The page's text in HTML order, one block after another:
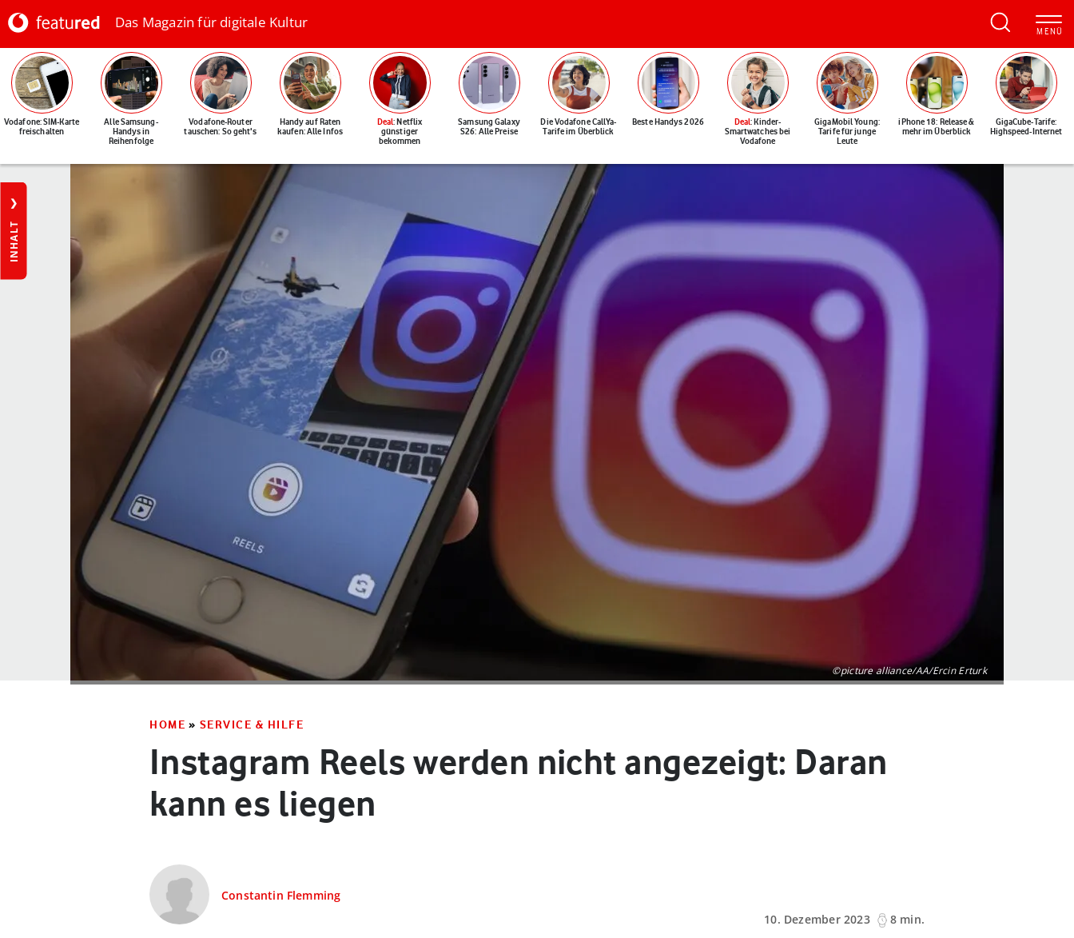
Das Magazin für digitale Kultur
Vodafone: SIM-Karte
freischalten
Alle Samsung-
Handys in
Reihenfolge
Vodafone-Router
tauschen: So geht's
Handy auf Raten
kaufen: Alle Infos
Deal: Netflix
günstiger
bekommen
Samsung Galaxy
S26: Alle Preise
Die Vodafone CallYa-
Tarife im Überblick
Beste Handys 2026 Deal: Kinder-
Smartwatches bei
Vodafone
GigaMobil Young:
Tarife für junge
Leute
iPhone 18: Release &
mehr im Überblick
GigaCube-Tarife:
Highspeed-Internet
INHALT
©picture alliance/AA/Ercin Erturk
HOME » SERVICE & HILFE
Instagram Reels werden nicht angezeigt: Daran
kann es liegen
Constantin Flemming
10. Dezember 2023
8 min.